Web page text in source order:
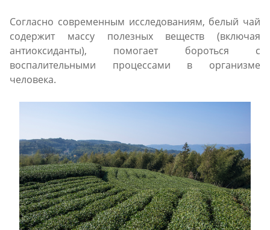
Согласно современным исследованиям, белый чай
содержит массу полезных веществ (включая
антиоксиданты), помогает бороться с
воспалительными процессами в организме
человека.